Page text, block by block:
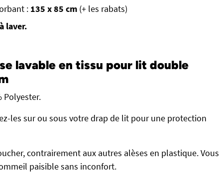
: 135 x 85 cm (+ les rabats)
laver.
lavable en tissu pour lit double
Polyester.
les sur ou sous votre drap de lit pour une protection
contrairement aux autres alèses en plastique. Vous
paisible sans inconfort.